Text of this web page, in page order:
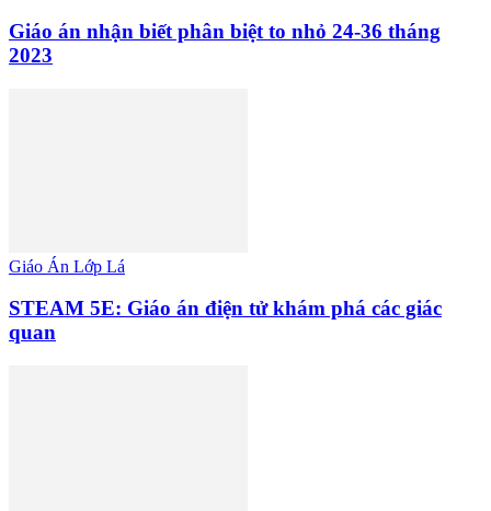
Giáo án nhận biết phân biệt to nhỏ 24-36 tháng
2023
Giáo Án Lớp Lá
STEAM 5E: Giáo án điện tử khám phá các giác
quan